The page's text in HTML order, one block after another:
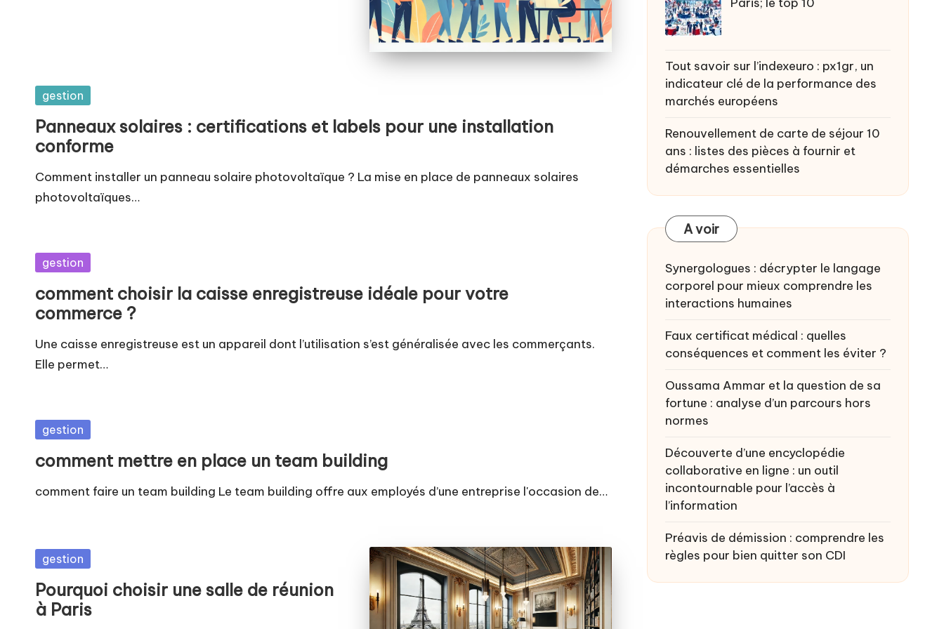
Posted
gestion
Panneaux solaires : certifications et labels pour une installation
conforme
Comment installer un panneau solaire photovoltaïque ? La mise en place de panneaux solaires
photovoltaïques…
Posted
gestion
comment choisir la caisse enregistreuse idéale pour votre
commerce ?
Une caisse enregistreuse est un appareil dont l’utilisation s’est généralisée avec les commerçants.
Elle permet…
Posted
gestion
comment mettre en place un team building
comment faire un team building Le team building offre aux employés d’une entreprise l'occasion de…
Posted
gestion
Pourquoi choisir une salle de réunion
à Paris
Tout savoir sur l’indexeuro : px1gr, un
indicateur clé de la performance des
marchés européens
Renouvellement de carte de séjour 10
ans : listes des pièces à fournir et
démarches essentielles
A voir
Synergologues : décrypter le langage
corporel pour mieux comprendre les
interactions humaines
Faux certificat médical : quelles
conséquences et comment les éviter ?
Oussama Ammar et la question de sa
fortune : analyse d’un parcours hors
normes
Découverte d’une encyclopédie
collaborative en ligne : un outil
incontournable pour l’accès à
l’information
Préavis de démission : comprendre les
règles pour bien quitter son CDI